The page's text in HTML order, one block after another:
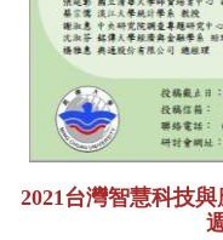
2021台灣智慧科技